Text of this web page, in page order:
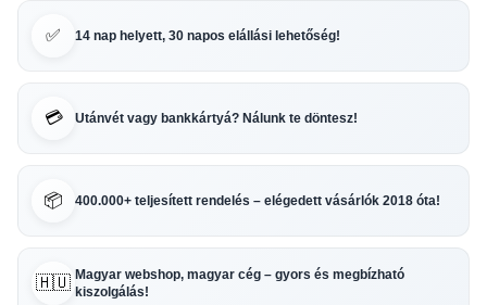
✅ 14 nap helyett, 30 napos elállási lehetőség!
💳 Utánvét vagy bankkártyá? Nálunk te döntesz!
📦 400.000+ teljesített rendelés – elégedett vásárlók 2018 óta!
🇭🇺 Magyar webshop, magyar cég – gyors és megbízható
kiszolgálás!